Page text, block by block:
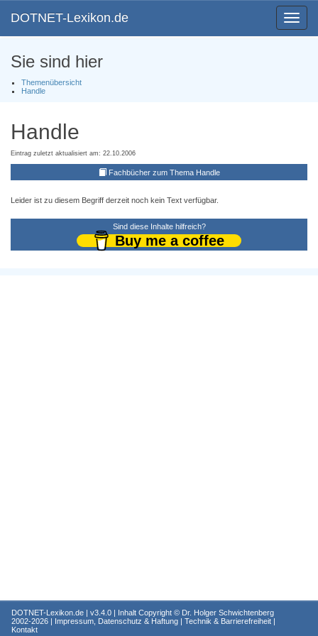
Toggle
DOTNET-Lexikon.de
Sie sind hier
Themenübersicht
Handle
Handle
Eintrag zuletzt aktualisiert am: 22.10.2006
Fachbücher zum Thema Handle
Leider ist zu diesem Begriff derzeit noch kein Text verfügbar.
Sind diese Inhalte hilfreich?
Buy me a coffee
DOTNET-Lexikon.de | v3.4.0 | Inhalt Copyright © Dr. Holger Schwichtenberg
2002-2026 | Impressum, Datenschutz & Haftung | Technik & Barrierefreiheit |
Kontakt